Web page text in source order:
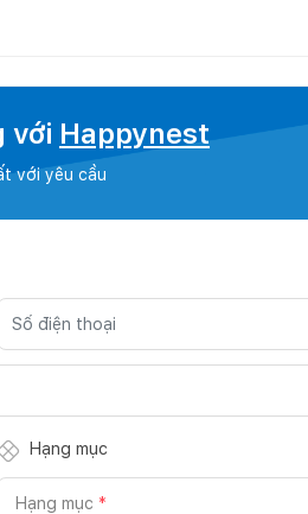
với Happynest
với yêu cầu
Hạng mục
Hạng mục *